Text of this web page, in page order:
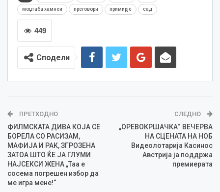
моџтаба хамнеи преговори примирје сад
449
Сподели
ПРЕТХОДНО
ФИЛМСКАТА ДИВА КОЈА СЕ
БОРЕЛА СО РАСИЗАМ,
МАФИЈА И РАК, ЗГРОЗЕНА
ЗАТОА ШТО ЌЕ ЈА ГЛУМИ
НАЈСЕКСИ ЖЕНА „Таа е
сосема погрешен избор да
ме игра мене!“
СЛЕДНО
„ОРЕВОКРШАЧКА“ ВЕЧЕРВА
НА СЦЕНАТА НА НОБ
Видеолотарија Касинос
Австрија ја поддржа
премиерата